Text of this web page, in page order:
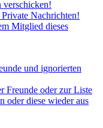
verschicken!
Nachrichten!
Mitglied dieses
und ignorierten
Freunde oder zur Liste
oder diese wieder aus